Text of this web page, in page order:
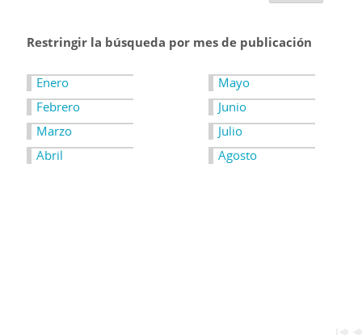
Restringir la búsqueda por mes de publicación
Enero
Febrero
Marzo
Abril
Mayo
Junio
Julio
Agosto